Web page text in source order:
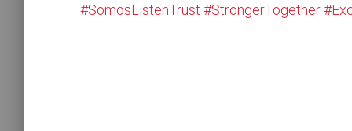
#SomosListenTrust #StrongerTogether